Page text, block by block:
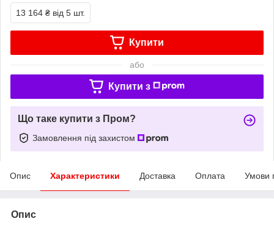
13 164 ₴ від 5 шт.
Купити
або
Купити з
Що таке купити з Пром?
Замовлення під захистом
Опис Характеристики Доставка Оплата Умови
Опис